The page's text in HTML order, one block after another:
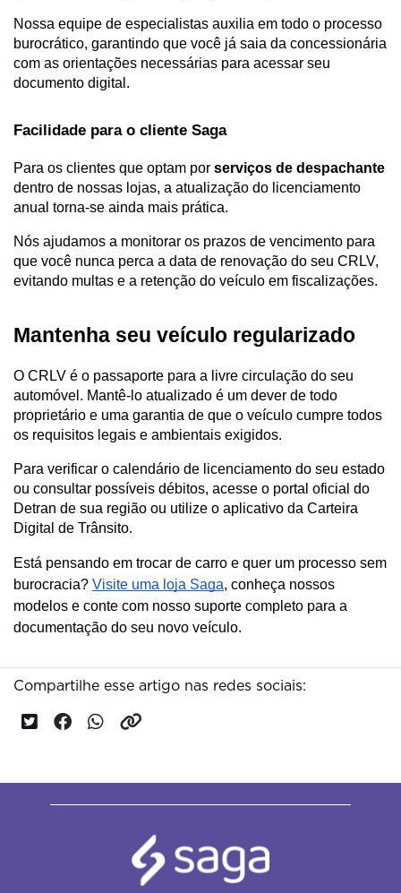
Nossa equipe de especialistas auxilia em todo o processo
burocrático, garantindo que você já saia da concessionária
com as orientações necessárias para acessar seu
documento digital.
Facilidade para o cliente Saga
Para os clientes que optam por serviços de despachante
dentro de nossas lojas, a atualização do licenciamento
anual torna-se ainda mais prática.
Nós ajudamos a monitorar os prazos de vencimento para
que você nunca perca a data de renovação do seu CRLV,
evitando multas e a retenção do veículo em fiscalizações.
Mantenha seu veículo regularizado
O CRLV é o passaporte para a livre circulação do seu
automóvel. Mantê-lo atualizado é um dever de todo
proprietário e uma garantia de que o veículo cumpre todos
os requisitos legais e ambientais exigidos.
Para verificar o calendário de licenciamento do seu estado
ou consultar possíveis débitos, acesse o portal oficial do
Detran de sua região ou utilize o aplicativo da Carteira
Digital de Trânsito.
Está pensando em trocar de carro e quer um processo sem
burocracia? Visite uma loja Saga, conheça nossos
modelos e conte com nosso suporte completo para a
documentação do seu novo veículo.
Compartilhe esse artigo nas redes sociais: